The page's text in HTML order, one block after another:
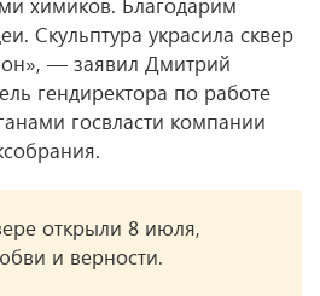
Скульптура украсила сквер
— заявил Дмитрий
гендиректора по работе
госвласти компании
открыли 8 июля,
и верности.